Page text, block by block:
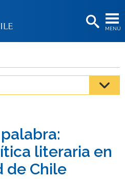
MENÚ
os
os
literaria en
de Chile